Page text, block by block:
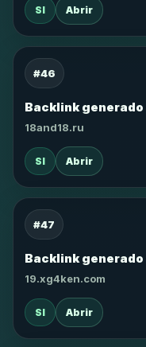
SI Abrir
#46
Backlink generado
18and18.ru
SI Abrir
#47
Backlink generado
19.xg4ken.com
SI Abrir